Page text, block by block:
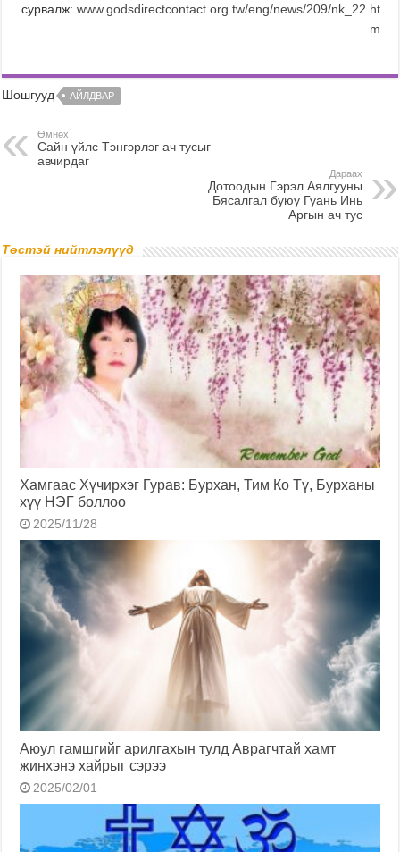
сурвалж: www.godsdirectcontact.org.tw/eng/news/209/nk_22.ht
m
Шошгууд АЙЛДВАР
Өмнөх
Сайн үйлс Тэнгэрлэг ач тусыг
авчирдаг
Дараах
Дотоодын Гэрэл Аялгууны
Бясалгал буюу Гуань Инь
Аргын ач тус
Төстэй нийтлэлүүд
Хамгаас Хүчирхэг Гурав: Бурхан, Тим Ко Тү, Бурханы
хүү НЭГ боллоо
2025/11/28
Аюул гамшгийг арилгахын тулд Аврагчтай хамт
жинхэнэ хайрыг сэрээ
2025/02/01